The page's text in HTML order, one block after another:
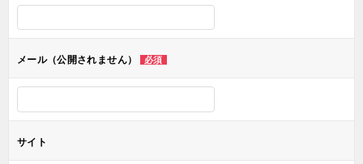
ン
メール（公開されません） 必須
サイト